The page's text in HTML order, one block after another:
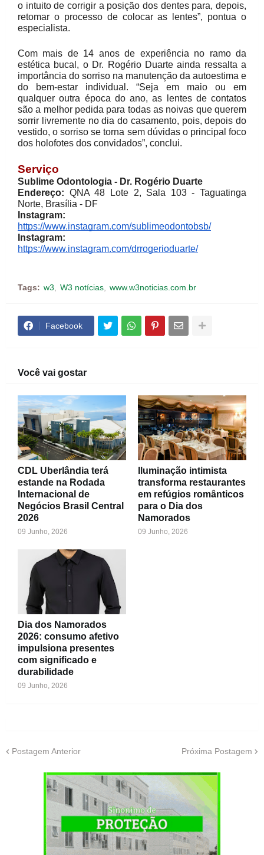
o intuito de corrigir a posição dos dentes para, depois,
retomar o processo de colocar as lentes”, pontua o
especialista.
Com mais de 14 anos de experiência no ramo da
estética bucal, o Dr. Rogério Duarte ainda ressalta a
importância do sorriso na manutenção da autoestima e
do bem-estar individual. “Seja em maio ou em
qualquer outra época do ano, as lentes de contatos
são a melhor pedida para todas as noivas que querem
sorrir livremente no dia do casamento, pois, depois do
vestido, o sorriso se torna sem dúvidas o principal foco
dos holofotes dos convidados”, conclui.
Serviço
Sublime Odontologia - Dr. Rogério Duarte
Endereço: QNA 48 Lote 2, Sala 103 - Taguatinga
Norte, Brasília - DF
Instagram:
https://www.instagram.com/sublimeodontobsb/
Instagram:
https://www.instagram.com/drrogerioduarte/
Tags: w3 W3 notícias www.w3noticias.com.br
Facebook
Você vai gostar
CDL Uberlândia terá
estande na Rodada
Internacional de
Negócios Brasil Central
2026
09 Junho, 2026
Iluminação intimista
transforma restaurantes
em refúgios românticos
para o Dia dos
Namorados
09 Junho, 2026
Dia dos Namorados
2026: consumo afetivo
impulsiona presentes
com significado e
durabilidade
09 Junho, 2026
Postagem Anterior Próxima Postagem